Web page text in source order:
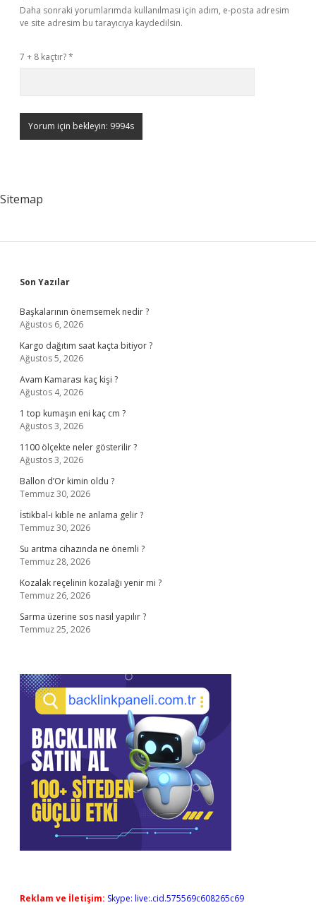
Daha sonraki yorumlarımda kullanılması için adım, e-posta adresim
ve site adresim bu tarayıcıya kaydedilsin.
7 + 8 kaçtır?*
Sitemap
Sidebar
Son Yazılar
Başkalarının önemsemek nedir ?
Ağustos 6, 2026
Kargo dağıtım saat kaçta bitiyor ?
Ağustos 5, 2026
Avam Kamarası kaç kişi ?
Ağustos 4, 2026
1 top kumaşın eni kaç cm ?
Ağustos 3, 2026
1100 ölçekte neler gösterilir ?
Ağustos 3, 2026
Ballon d’Or kimin oldu ?
Temmuz 30, 2026
İstikbal-i kıble ne anlama gelir ?
Temmuz 30, 2026
Su arıtma cihazında ne önemli ?
Temmuz 28, 2026
Kozalak reçelinin kozalağı yenir mi ?
Temmuz 26, 2026
Sarma üzerine sos nasıl yapılır ?
Temmuz 25, 2026
Reklam ve İletişim: Skype: live:.cid.575569c608265c69